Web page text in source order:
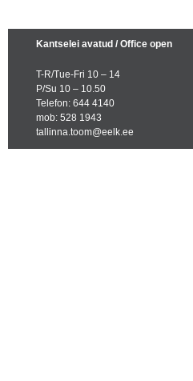
Kantselei avatud / Office open
T-R/Tue-Fri 10 – 14
P/Su 10 – 10.50
Telefon: 644 4140
mob: 528 1943
tallinna.toom@eelk.ee